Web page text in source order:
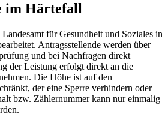
im Härtefall
für Gesundheit und Soziales in
Antragsstellende werden über
und bei Nachfragen direkt
der Leistung erfolgt direkt an die
Die Höhe ist auf den
der eine Sperre verhindern oder
bzw. Zählernummer kann nur einmalig